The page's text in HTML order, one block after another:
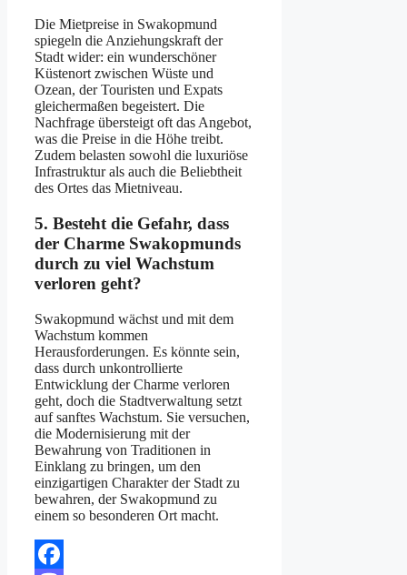
Die Mietpreise in Swakopmund
spiegeln die Anziehungskraft der
Stadt wider: ein wunderschöner
Küstenort zwischen Wüste und
Ozean, der Touristen und Expats
gleichermaßen begeistert. Die
Nachfrage übersteigt oft das Angebot,
was die Preise in die Höhe treibt.
Zudem belasten sowohl die luxuriöse
Infrastruktur als auch die Beliebtheit
des Ortes das Mietniveau.
5. Besteht die Gefahr, dass
der Charme Swakopmunds
durch zu viel Wachstum
verloren geht?
Swakopmund wächst und mit dem
Wachstum kommen
Herausforderungen. Es könnte sein,
dass durch unkontrollierte
Entwicklung der Charme verloren
geht, doch die Stadtverwaltung setzt
auf sanftes Wachstum. Sie versuchen,
die Modernisierung mit der
Bewahrung von Traditionen in
Einklang zu bringen, um den
einzigartigen Charakter der Stadt zu
bewahren, der Swakopmund zu
einem so besonderen Ort macht.